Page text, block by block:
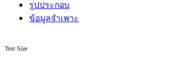
รูปประกอบ
ข้อมูลจำเพาะ
Text Size